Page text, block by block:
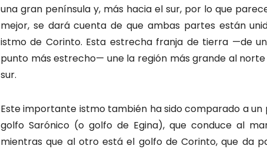
una gran península y, más hacia el sur, por lo que
mejor, se dará cuenta de que ambas partes están
istmo de Corinto. Esta estrecha franja de tierra —de
punto más estrecho— une la región más grande al
sur.
Este importante istmo también ha sido comparado a un
golfo Sarónico (o golfo de Egina), que conduce al
mientras que al otro está el golfo de Corinto, que da